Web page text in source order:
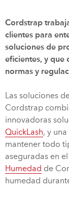
Cordstrap
clientes para
soluciones de
eficientes, y que
normas y
Las soluciones
Cordstrap
innovadoras
QuickLash, y
mantener todo
aseguradas en
Humedad de
humedad